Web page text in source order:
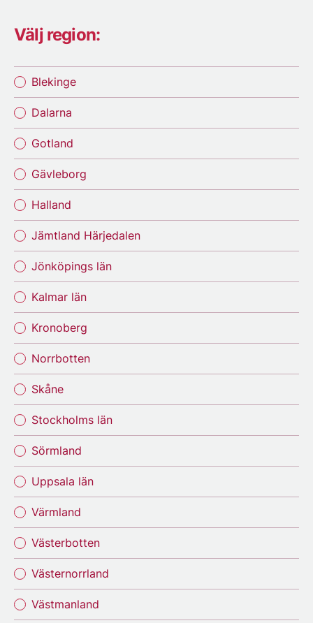
Välj region:
Blekinge
Dalarna
Gotland
Gävleborg
Halland
Jämtland Härjedalen
Jönköpings län
Kalmar län
Kronoberg
Norrbotten
Skåne
Stockholms län
Sörmland
Uppsala län
Värmland
Västerbotten
Västernorrland
Västmanland